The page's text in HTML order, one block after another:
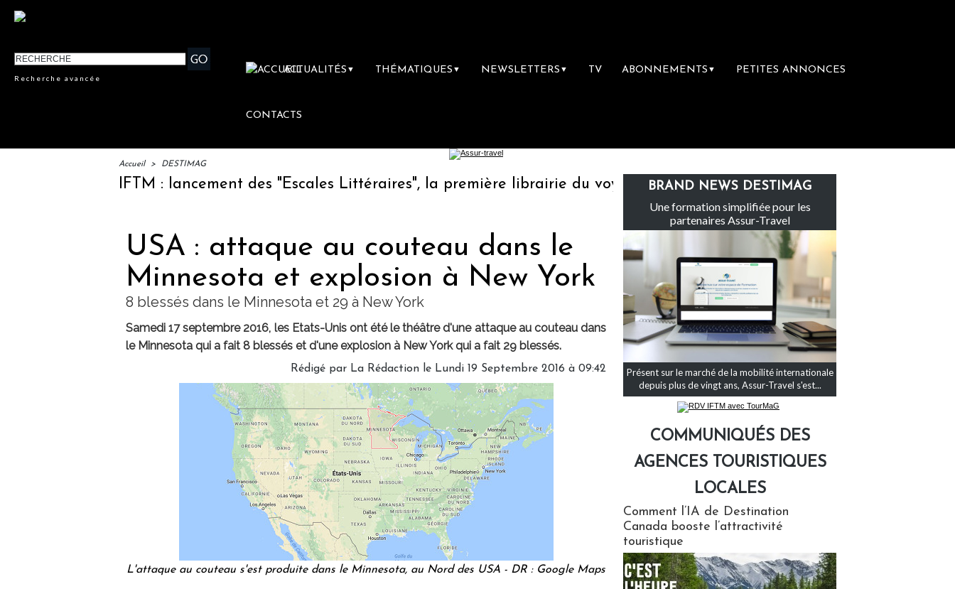
Recherche avancée
ACTUALITÉS ▼ THÉMATIQUES ▼ NEWSLETTERS ▼ TV ABONNEMENTS ▼ PETITES ANNONCES
CONTACTS
Accueil > DESTIMAG
IFTM : lancement des "Escales Littéraires", la première librairie du voyage Le groupe Sainte-Claire rachète Eden Tour
USA : attaque au couteau dans le
Minnesota et explosion à New York
8 blessés dans le Minnesota et 29 à New York
Samedi 17 septembre 2016, les Etats-Unis ont été le théâtre d'une attaque au couteau dans
le Minnesota qui a fait 8 blessés et d'une explosion à New York qui a fait 29 blessés.
Rédigé par La Rédaction le Lundi 19 Septembre 2016 à 09:42
L'attaque au couteau s'est produite dans le Minnesota, au Nord des USA - DR : Google Maps
BRAND NEWS DESTIMAG
Une formation simplifiée pour les
partenaires Assur-Travel
Présent sur le marché de la mobilité internationale
depuis plus de vingt ans, Assur-Travel s'est...
COMMUNIQUÉS DES
AGENCES TOURISTIQUES
LOCALES
Comment l’IA de Destination
Canada booste l’attractivité
touristique